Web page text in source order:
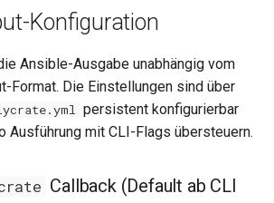
Konfiguration
Ansible-Ausgabe unabhängig vom
Format. Die Einstellungen sind über
persistent konfigurierbar
Ausführung mit CLI-Flags übersteuern.
Callback (Default ab CLI